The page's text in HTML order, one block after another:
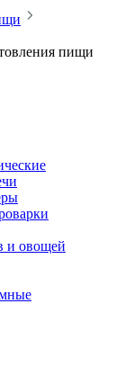
пищи
и овощей